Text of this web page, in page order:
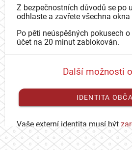
Z bezpečnostních důvodů se po
odhlaste a zavřete všechna okna
Po pěti neúspěšných pokusech
účet na 20 minut zablokován.
Další možnosti
IDENTITA
Vaše externí identita musí být
se mohli přihlásit ke svému CAS